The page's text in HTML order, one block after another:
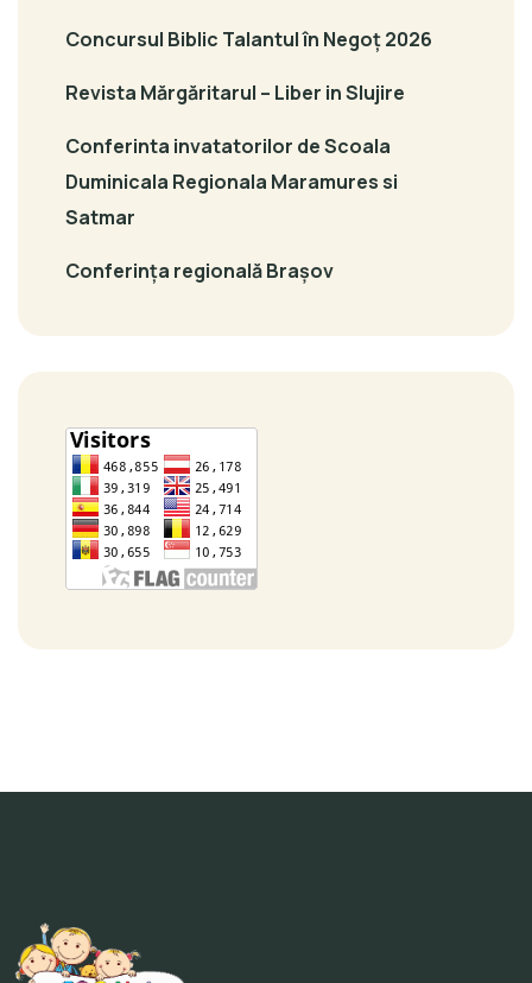
Concursul Biblic Talantul în Negoț 2026
Revista Mărgăritarul – Liber in Slujire
Conferinta invatatorilor de Scoala
Duminicala Regionala Maramures si
Satmar
Conferința regională Brașov